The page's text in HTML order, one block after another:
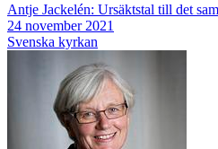
Antje Jackelén: Ursäktstal till det
24 november 2021
Svenska kyrkan